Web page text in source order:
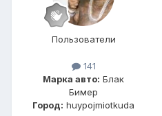
Пользователи
141
Марка авто: Блак
Бимер
Город: huypojmiotkuda